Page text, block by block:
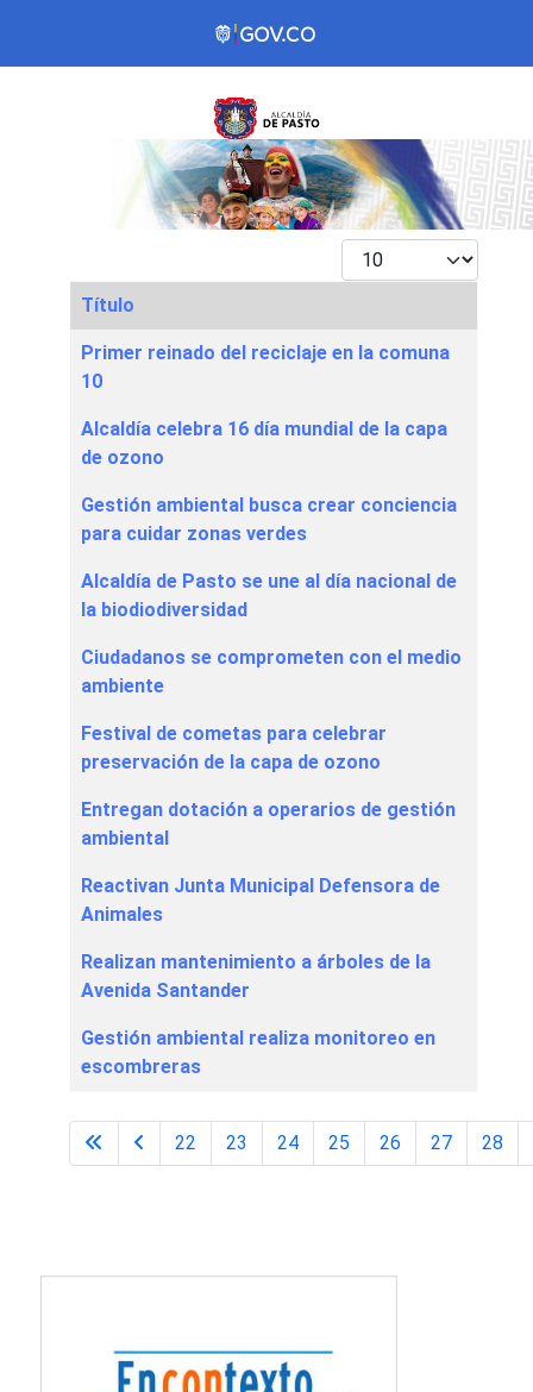
Mostrar #
Articles
Título
Primer reinado del reciclaje en la comuna
10
Alcaldía celebra 16 día mundial de la capa
de ozono
Gestión ambiental busca crear conciencia
para cuidar zonas verdes
Alcaldía de Pasto se une al día nacional de
la biodiodiversidad
Ciudadanos se comprometen con el medio
ambiente
Festival de cometas para celebrar
preservación de la capa de ozono
Entregan dotación a operarios de gestión
ambiental
Reactivan Junta Municipal Defensora de
Animales
Realizan mantenimiento a árboles de la
Avenida Santander
Gestión ambiental realiza monitoreo en
escombreras
Página 30 de 31
22 23 24 25 26 27 28